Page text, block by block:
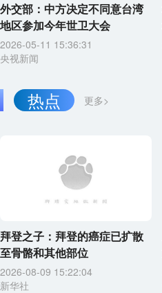
外交部：中方决定不同意台湾
地区参加今年世卫大会
2026-05-11 15:36:31
央视新闻
更多>
热点
拜登之子：拜登的癌症已扩散
至骨骼和其他部位
2026-08-09 15:22:04
新华社